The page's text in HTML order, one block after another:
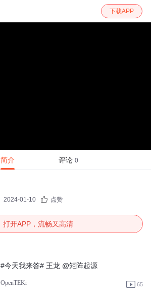
下载APP
简介 评论 0
2024-01-10 点赞
打开APP，流畅又高清
#今天我来答# 王龙 @矩阵起源
OpenTEKr 65